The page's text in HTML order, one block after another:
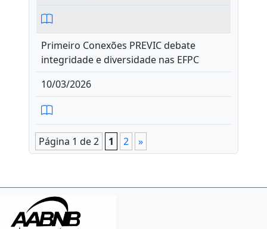
Primeiro Conexões PREVIC debate
integridade e diversidade nas EFPC
10/03/2026
Página 1 de 2 1 2 »